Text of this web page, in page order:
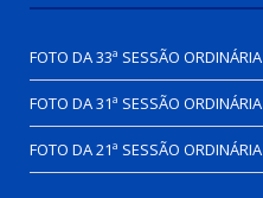
FOTO DA 33ª SESSÃO ORDINÁRIA
FOTO DA 31ª SESSÃO ORDINÁRIA
FOTO DA 21ª SESSÃO ORDINÁRIA